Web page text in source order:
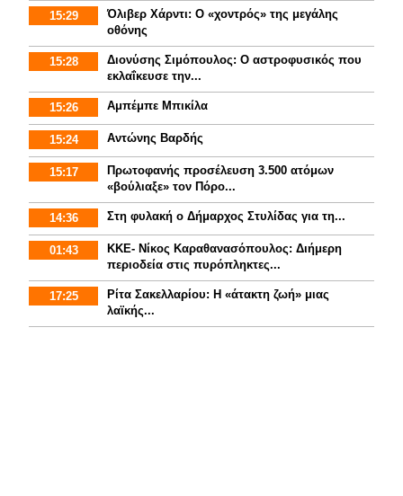
15:29
Όλιβερ Χάρντι: Ο «χοντρός» της μεγάλης
οθόνης
15:28
Διονύσης Σιμόπουλος: Ο αστροφυσικός που
εκλαΐκευσε την...
15:26 Αμπέμπε Μπικίλα
15:24 Αντώνης Βαρδής
15:17
Πρωτοφανής προσέλευση 3.500 ατόμων
«βούλιαξε» τον Πόρο...
14:36 Στη φυλακή ο Δήμαρχος Στυλίδας για τη...
01:43
ΚΚΕ- Νίκος Καραθανασόπουλος: Διήμερη
περιοδεία στις πυρόπληκτες...
17:25
Ρίτα Σακελλαρίου: Η «άτακτη ζωή» μιας
λαϊκής...